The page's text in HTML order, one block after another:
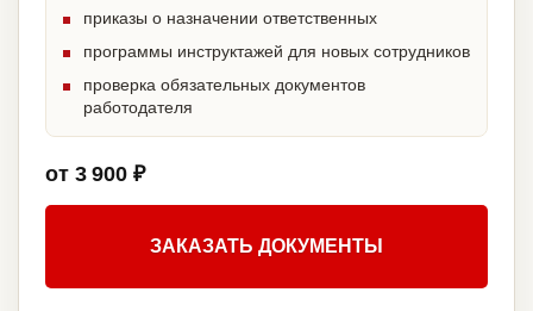
приказы о назначении ответственных
программы инструктажей для новых сотрудников
проверка обязательных документов
работодателя
от 3 900 ₽
ЗАКАЗАТЬ ДОКУМЕНТЫ